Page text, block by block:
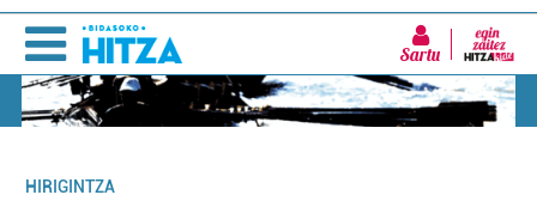
Sartu
HIRIGINTZA